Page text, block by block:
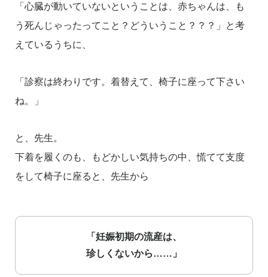
「心臓が動いていないということは、赤ちゃんは、も
う死んじゃったってこと？どういうこと？？？」と考
えているうちに、
「診察は終わりです。着替えて、椅子に座って下さい
ね。」
と、先生。
下着を履くのも、もどかしい気持ちの中、慌てて支度
をして椅子に座ると、先生から
「妊娠初期の流産は、
珍しくないから……」